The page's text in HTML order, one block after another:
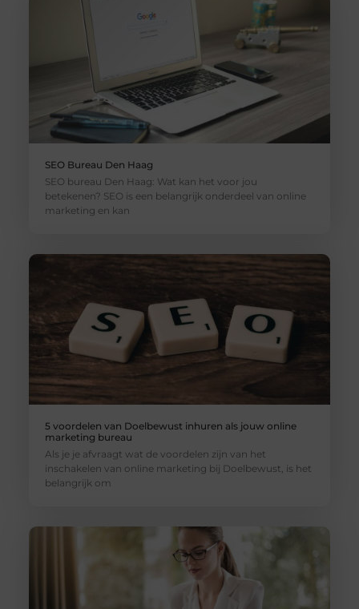
SEO Bureau Den Haag
SEO bureau Den Haag: Wat kan het voor jou
betekenen? SEO is een belangrijk onderdeel van online
marketing en kan
5 voordelen van Doelbewust inhuren als jouw online
marketing bureau
Als je je afvraagt wat de voordelen zijn van het
inschakelen van online marketing bij Doelbewust, is het
belangrijk om